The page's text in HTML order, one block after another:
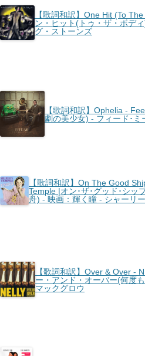
【歌詞和訳】One Hit (To
ン・ヒット(トゥ・ザ・ボデ
グ・ストーンズ
【歌詞和訳】Ophelia -
劇の美少女) - フィード･ミ
【歌詞和訳】On The Good
Temple |オン･ザ･グッド･シッ
舟) - 映画：輝く瞳 - シャーリ
【歌詞和訳】Over & Over -
ー・アンド・オーバー(何度
マックグロウ